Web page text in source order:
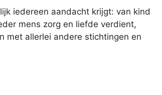
iedereen aandacht krijgt: van kind
mens zorg en liefde verdient,
met allerlei andere stichtingen en